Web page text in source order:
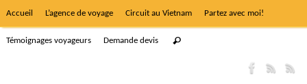
Accueil L’agence de voyage Circuit au Vietnam Partez avec moi!
Témoignages voyageurs Demande devis